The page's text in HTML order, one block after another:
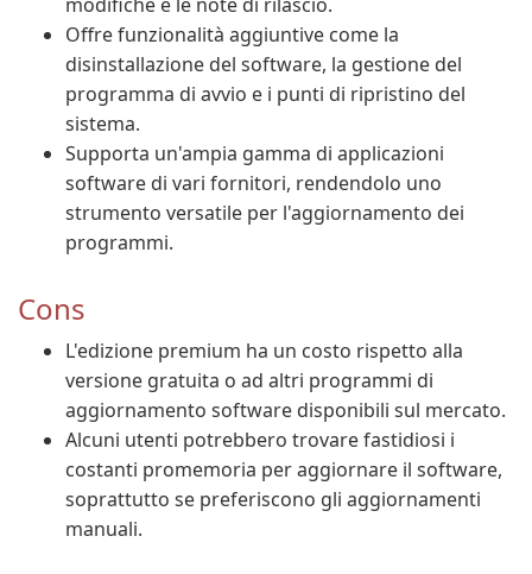
Offre funzionalità aggiuntive come la
disinstallazione del software, la gestione del
programma di avvio e i punti di ripristino del
sistema.
Supporta un'ampia gamma di applicazioni
software di vari fornitori, rendendolo uno
strumento versatile per l'aggiornamento dei
programmi.
Cons
L'edizione premium ha un costo rispetto alla
versione gratuita o ad altri programmi di
aggiornamento software disponibili sul mercato.
Alcuni utenti potrebbero trovare fastidiosi i
costanti promemoria per aggiornare il software,
soprattutto se preferiscono gli aggiornamenti
manuali.